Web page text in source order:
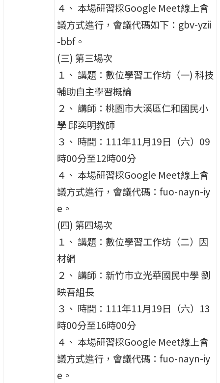
４、 本場研習採Google Meet線上會
議方式進行，會議代碼如下：gbv-yzii
-bbf。
(三) 第三場次
１、 講題：數位學習工作坊（一) 科技
輔助自主學習概論
２、 講師：桃園市大溪區仁和國民小
學 邱奕明教師
３、 時間：111年11月19日（六）09
時00分至12時00分
４、 本場研習採Google Meet線上會
議方式進行，會議代碼：fuo-nayn-iy
e。
(四) 第四場次
１、 講題：數位學習工作坊（二）因
材網
２、 講師：新竹市立光華國民中學 劉
映吾組長
３、 時間：111年11月19日（六）13
時00分至16時00分
４、 本場研習採Google Meet線上會
議方式進行，會議代碼：fuo-nayn-iy
e。